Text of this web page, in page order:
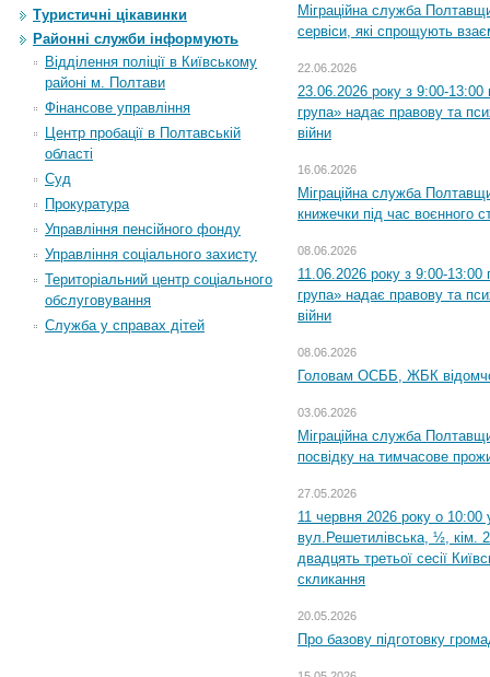
Туристичні цікавинки
Районні служби інформують
Відділення поліції в Київському
районі м. Полтави
Фінансове управління
Центр пробації в Полтавській
області
Суд
Прокуратура
Управління пенсійного фонду
Управління соціального захисту
Територіальний центр соціального
обслуговування
Служба у справах дітей
Міграційна служба
сервіси, які спрощують
22.06.2026
23.06.2026 року з 9:00-13:00
група» надає правову та
війни
16.06.2026
Міграційна служба
книжечки під час воєнного
08.06.2026
11.06.2026 року з 9:00-13:00
група» надає правову та
війни
08.06.2026
Головам ОСББ, ЖБК
03.06.2026
Міграційна служба
посвідку на тимчасове
27.05.2026
11 червня 2026 року о 10:00
вул.Решетилівська, ½, кім.
двадцять третьої сесії
скликання
20.05.2026
Про базову підготовку